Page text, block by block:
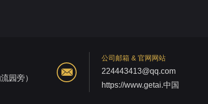
园旁）
公司邮箱 & 官网网站
224443413@qq.com
https://www.getai.中国